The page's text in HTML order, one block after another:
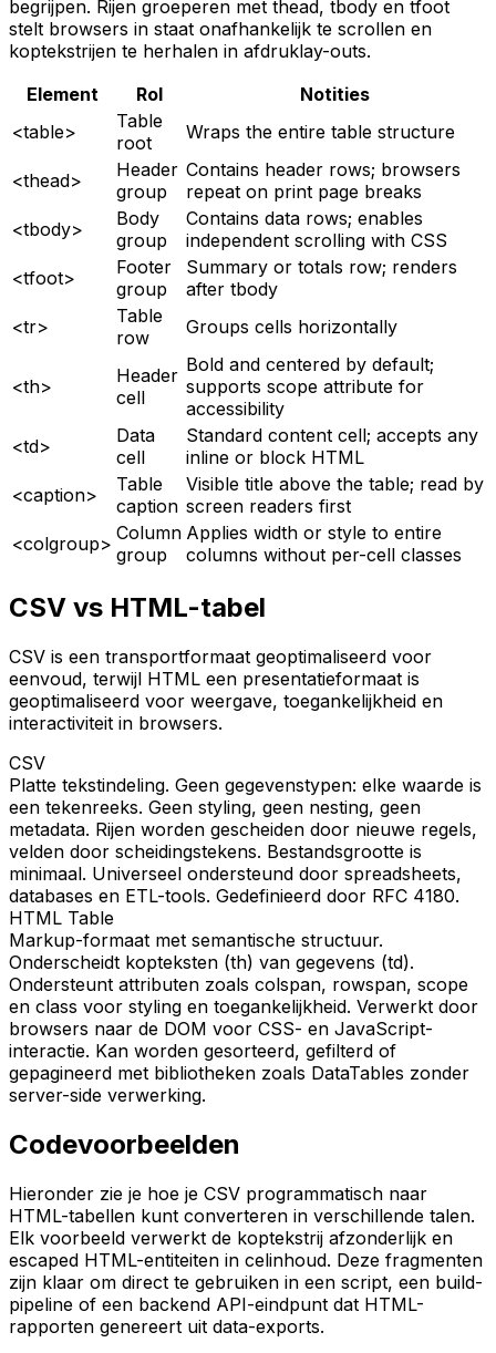
begrijpen. Rijen groeperen met thead, tbody en tfoot
stelt browsers in staat onafhankelijk te scrollen en
koptekstrijen te herhalen in afdruklay-outs.
Element
Rol
Notities
<table>
Table
root
Wraps the entire table structure
<thead>
Header
group
Contains header rows; browsers
repeat on print page breaks
<tbody>
Body
group
Contains data rows; enables
independent scrolling with CSS
<tfoot>
Footer
group
Summary or totals row; renders
after tbody
<tr>
Table
row
Groups cells horizontally
<th>
Header
cell
Bold and centered by default;
supports scope attribute for
accessibility
<td>
Data
cell
Standard content cell; accepts any
inline or block HTML
<caption>
Table
caption
Visible title above the table; read by
screen readers first
<colgroup> Column
group
Applies width or style to entire
columns without per-cell classes
CSV vs HTML-tabel
CSV is een transportformaat geoptimaliseerd voor
eenvoud, terwijl HTML een presentatieformaat is
geoptimaliseerd voor weergave, toegankelijkheid en
interactiviteit in browsers.
CSV
Platte tekstindeling. Geen gegevenstypen: elke waarde is
een tekenreeks. Geen styling, geen nesting, geen
metadata. Rijen worden gescheiden door nieuwe regels,
velden door scheidingstekens. Bestandsgrootte is
minimaal. Universeel ondersteund door spreadsheets,
databases en ETL-tools. Gedefinieerd door RFC 4180.
HTML Table
Markup-formaat met semantische structuur.
Onderscheidt kopteksten (th) van gegevens (td).
Ondersteunt attributen zoals colspan, rowspan, scope
en class voor styling en toegankelijkheid. Verwerkt door
browsers naar de DOM voor CSS- en JavaScript-
interactie. Kan worden gesorteerd, gefilterd of
gepagineerd met bibliotheken zoals DataTables zonder
server-side verwerking.
Codevoorbeelden
Hieronder zie je hoe je CSV programmatisch naar
HTML-tabellen kunt converteren in verschillende talen.
Elk voorbeeld verwerkt de koptekstrij afzonderlijk en
escaped HTML-entiteiten in celinhoud. Deze fragmenten
zijn klaar om direct te gebruiken in een script, een build-
pipeline of een backend API-eindpunt dat HTML-
rapporten genereert uit data-exports.